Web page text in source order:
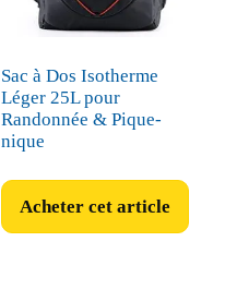
Sac à Dos Isotherme
Léger 25L pour
Randonnée & Pique-
nique
Acheter cet article